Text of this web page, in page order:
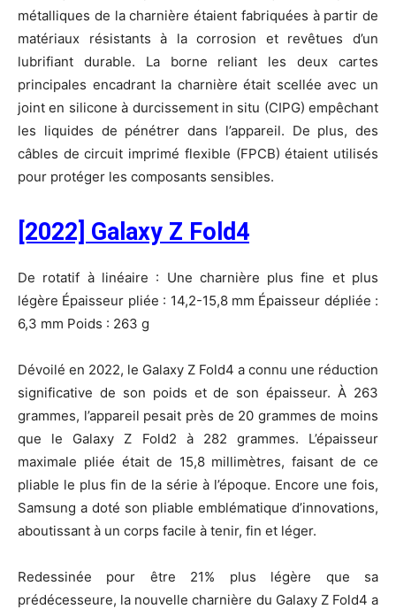
métalliques de la charnière étaient fabriquées à partir de
matériaux résistants à la corrosion et revêtues d’un
lubrifiant durable. La borne reliant les deux cartes
principales encadrant la charnière était scellée avec un
joint en silicone à durcissement in situ (CIPG) empêchant
les liquides de pénétrer dans l’appareil. De plus, des
câbles de circuit imprimé flexible (FPCB) étaient utilisés
pour protéger les composants sensibles.
[2022] Galaxy Z Fold4
De rotatif à linéaire : Une charnière plus fine et plus
légère Épaisseur pliée : 14,2-15,8 mm Épaisseur dépliée :
6,3 mm Poids : 263 g
Dévoilé en 2022, le Galaxy Z Fold4 a connu une réduction
significative de son poids et de son épaisseur. À 263
grammes, l’appareil pesait près de 20 grammes de moins
que le Galaxy Z Fold2 à 282 grammes. L’épaisseur
maximale pliée était de 15,8 millimètres, faisant de ce
pliable le plus fin de la série à l’époque. Encore une fois,
Samsung a doté son pliable emblématique d’innovations,
aboutissant à un corps facile à tenir, fin et léger.
Redessinée pour être 21% plus légère que sa
prédécesseure, la nouvelle charnière du Galaxy Z Fold4 a